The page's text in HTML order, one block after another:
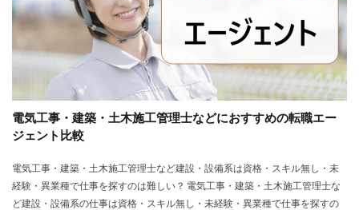
電気工事・建築・土木施工管理士などにおすすめの転職エー
ジェント比較
電気工事・建築・土木施工管理士など建設・設備系は資格・スキル無し・未
経験・異業種で仕事を探すのは難しい？ 電気工事・建築・土木施工管理士な
ど建設・設備系の仕事は資格・スキル無し・未経験・異業種で仕事を探すの